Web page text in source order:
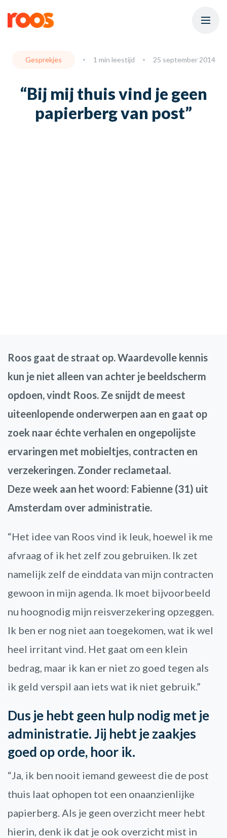
Gesprekjes 1 min leestijd 25 september 2014
“Bij mij thuis vind je geen
papierberg van post”
Roos gaat de straat op. Waardevolle kennis
kun je niet alleen van achter je beeldscherm
opdoen, vindt Roos. Ze snijdt de meest
uiteenlopende onderwerpen aan en gaat op
zoek naar échte verhalen en ongepolijste
ervaringen met mobieltjes, contracten en
verzekeringen. Zonder reclametaal.
Deze week aan het woord: Fabienne (31) uit
Amsterdam over administratie.
“Het idee van Roos vind ik leuk, hoewel ik me
afvraag of ik het zelf zou gebruiken. Ik zet
namelijk zelf de einddata van mijn contracten
gewoon in mijn agenda. Ik moet bijvoorbeeld
nu hoognodig mijn reisverzekering opzeggen.
Ik ben er nog niet aan toegekomen, wat ik wel
heel irritant vind. Het gaat om een klein
bedrag, maar ik kan er niet zo goed tegen als
ik geld verspil aan iets wat ik niet gebruik.”
Dus je hebt geen hulp nodig met je
administratie. Jij hebt je zaakjes
goed op orde, hoor ik.
“Ja, ik ben nooit iemand geweest die de post
thuis laat ophopen tot een onaanzienlijke
papierberg. Als je geen overzicht meer hebt
hierin, denk ik dat je ook overzicht mist in